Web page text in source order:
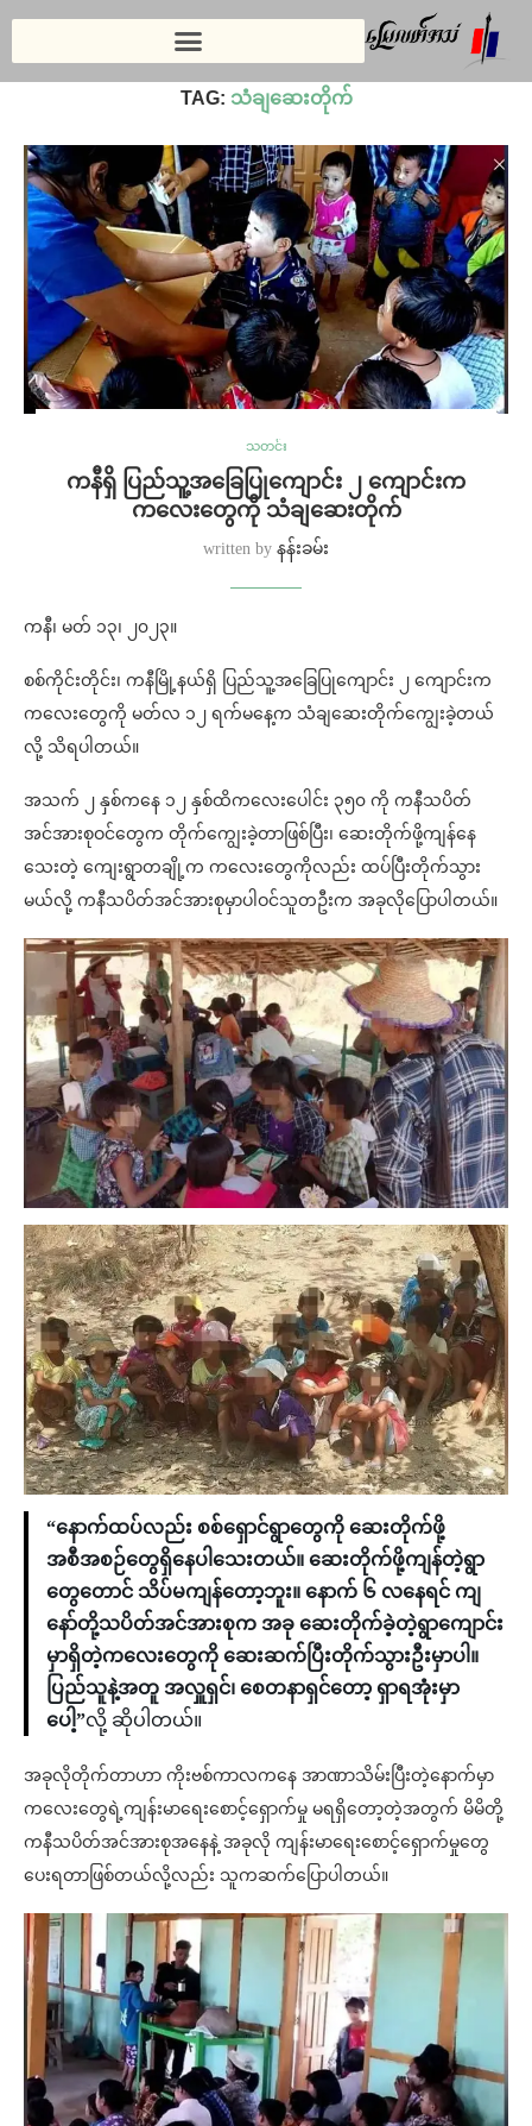
သံချဆေးတိုက်
TAG: သံချဆေးတိုက်
သတင်း
ကနီရှိ ပြည်သူ့အခြေပြုကျောင်း ၂ ကျောင်းက
ကလေးတွေကို သံချဆေးတိုက်
written by နန်းခမ်း
ကနီ၊ မတ် ၁၃၊ ၂၀၂၃။
စစ်ကိုင်းတိုင်း၊ ကနီမြို့နယ်ရှိ ပြည်သူ့အခြေပြုကျောင်း ၂ ကျောင်းက
ကလေးတွေကို မတ်လ ၁၂ ရက်မနေ့က သံချဆေးတိုက်ကျွေးခဲ့တယ်
လို့ သိရပါတယ်။
အသက် ၂ နှစ်ကနေ ၁၂ နှစ်ထိကလေးပေါင်း ၃၅၀ ကို ကနီသပိတ်
အင်အားစုဝင်တွေက တိုက်ကျွေးခဲ့တာဖြစ်ပြီး၊ ဆေးတိုက်ဖို့ကျန်နေ
သေးတဲ့ ကျေးရွာတချို့က ကလေးတွေကိုလည်း ထပ်ပြီးတိုက်သွား
မယ်လို့ ကနီသပိတ်အင်အားစုမှာပါဝင်သူတဦးက အခုလိုပြောပါတယ်။
“နောက်ထပ်လည်း စစ်ရှောင်ရွာတွေကို ဆေးတိုက်ဖို့
အစီအစဉ်တွေရှိနေပါသေးတယ်။ ဆေးတိုက်ဖို့ကျန်တဲ့ရွာ
တွေတောင် သိပ်မကျန်တော့ဘူး။ နောက် ၆ လနေရင် ကျ
နော်တို့သပိတ်အင်အားစုက အခု ဆေးတိုက်ခဲ့တဲ့ရွာကျောင်း
မှာရှိတဲ့ကလေးတွေကို ဆေးဆက်ပြီးတိုက်သွားဦးမှာပါ။
ပြည်သူနဲ့အတူ အလှူရှင်၊ စေတနာရှင်တော့ ရှာရအုံးမှာ
ပေါ့”လို့ ဆိုပါတယ်။
အခုလိုတိုက်တာဟာ ကိုးဗစ်ကာလကနေ အာဏာသိမ်းပြီးတဲ့နောက်မှာ
ကလေးတွေရဲ့ကျန်းမာရေးစောင့်ရှောက်မှု မရရှိတော့တဲ့အတွက် မိမိတို့
ကနီသပိတ်အင်အားစုအနေနဲ့ အခုလို ကျန်းမာရေးစောင့်ရှောက်မှုတွေ
ပေးရတာဖြစ်တယ်လို့လည်း သူကဆက်ပြောပါတယ်။